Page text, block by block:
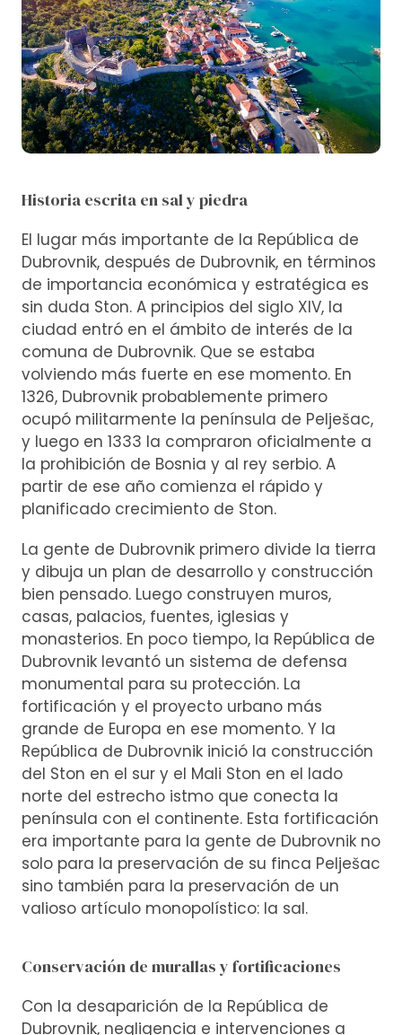
Historia escrita en sal y piedra
El lugar más importante de la República de
Dubrovnik, después de Dubrovnik, en términos
de importancia económica y estratégica es
sin duda Ston. A principios del siglo XIV, la
ciudad entró en el ámbito de interés de la
comuna de Dubrovnik. Que se estaba
volviendo más fuerte en ese momento. En
1326, Dubrovnik probablemente primero
ocupó militarmente la península de Pelješac,
y luego en 1333 la compraron oficialmente a
la prohibición de Bosnia y al rey serbio. A
partir de ese año comienza el rápido y
planificado crecimiento de Ston.
La gente de Dubrovnik primero divide la tierra
y dibuja un plan de desarrollo y construcción
bien pensado. Luego construyen muros,
casas, palacios, fuentes, iglesias y
monasterios. En poco tiempo, la República de
Dubrovnik levantó un sistema de defensa
monumental para su protección. La
fortificación y el proyecto urbano más
grande de Europa en ese momento. Y la
República de Dubrovnik inició la construcción
del Ston en el sur y el Mali Ston en el lado
norte del estrecho istmo que conecta la
península con el continente. Esta fortificación
era importante para la gente de Dubrovnik no
solo para la preservación de su finca Pelješac
sino también para la preservación de un
valioso artículo monopolístico: la sal.
Conservación de murallas y fortificaciones
Con la desaparición de la República de
Dubrovnik, negligencia e intervenciones a